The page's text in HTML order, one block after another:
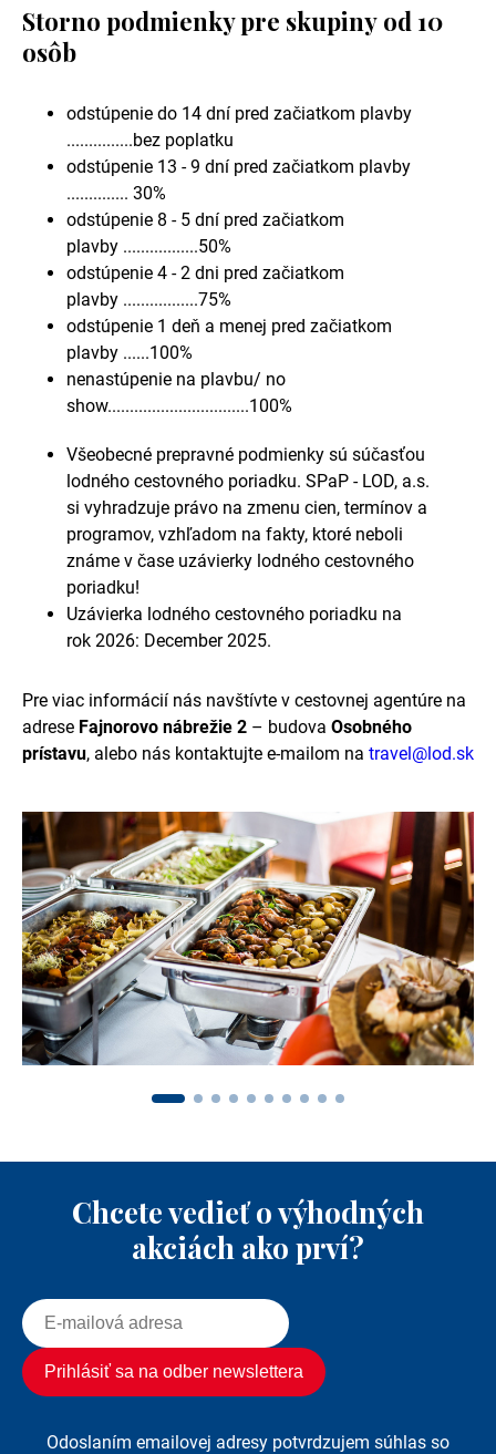
Storno podmienky pre skupiny od 10
osôb
odstúpenie do 14 dní pred začiatkom plavby
...............bez poplatku
odstúpenie 13 - 9 dní pred začiatkom plavby
.............. 30%
odstúpenie 8 - 5 dní pred začiatkom
plavby .................50%
odstúpenie 4 - 2 dni pred začiatkom
plavby .................75%
odstúpenie 1 deň a menej pred začiatkom
plavby ......100%
nenastúpenie na plavbu/ no
show................................100%
Všeobecné prepravné podmienky sú súčasťou
lodného cestovného poriadku. SPaP - LOD, a.s.
si vyhradzuje právo na zmenu cien, termínov a
programov, vzhľadom na fakty, ktoré neboli
známe v čase uzávierky lodného cestovného
poriadku!
Uzávierka lodného cestovného poriadku na
rok 2026: December 2025.
Pre viac informácií nás navštívte v cestovnej agentúre na
adrese Fajnorovo nábrežie 2 – budova Osobného
prístavu, alebo nás kontaktujte e-mailom na travel@lod.sk
Chcete vedieť o výhodných
akciách ako prví?
Odoslaním emailovej adresy potvrdzujem súhlas so